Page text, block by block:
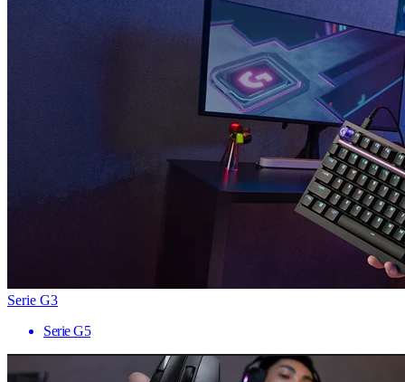
Serie G3
Serie G5